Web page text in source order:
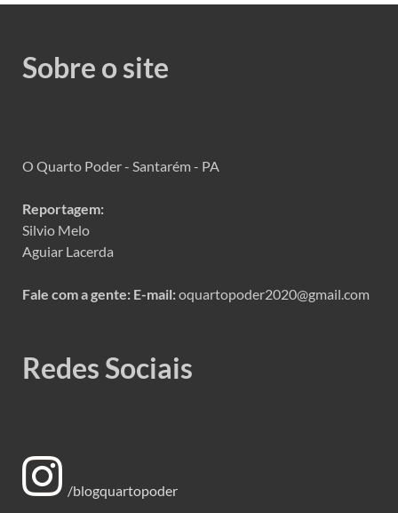
Sobre o site
O Quarto Poder - Santarém - PA
Reportagem:
Silvio Melo
Aguiar Lacerda
Fale com a gente: E-mail:oquartopoder2020@gmail.com
Redes Sociais
/blogquartopoder